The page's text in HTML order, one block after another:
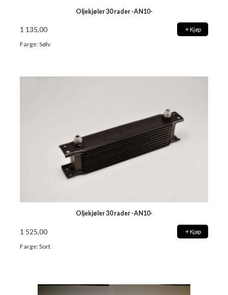
Oljekjøler 30 rader -AN10-
1 135,00 Kjøp
Farge: Sølv
Oljekjøler 30 rader -AN10-
1 525,00 Kjøp
Farge: Sort